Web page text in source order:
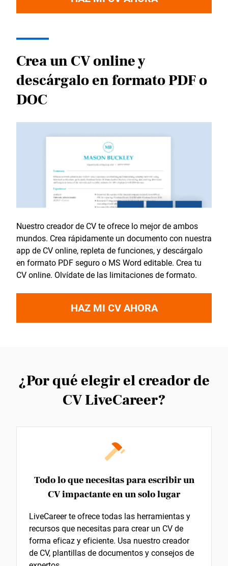
Crea un CV online y
descárgalo en formato PDF o
DOC
Nuestro creador de CV te ofrece lo mejor de ambos
mundos. Crea rápidamente un documento con nuestra
app de CV online, repleta de funciones, y descárgalo
en formato PDF seguro o MS Word editable. Crea tu
CV online. Olvídate de las limitaciones de formato.
HAZ MI CV AHORA
¿Por qué elegir el creador de
CV LiveCareer?
Todo lo que necesitas para escribir un
CV impactante en un solo lugar
LiveCareer te ofrece todas las herramientas y
recursos que necesitas para crear un CV de
forma eficaz y eficiente. Usa nuestro creador
de CV, plantillas de documentos y consejos de